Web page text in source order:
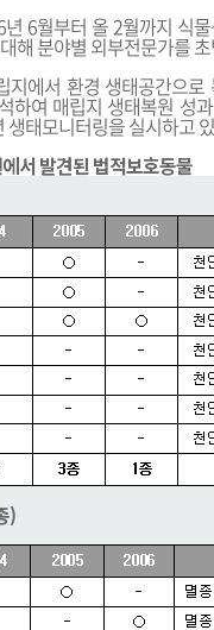
6월부터 올 2월까지 식
해 분야별 외부전문가를
지에서 환경 생태공간으
하여 매립지 생태복원 성
태모니터링을 실시하고
서 발견된 법적보호동물
)